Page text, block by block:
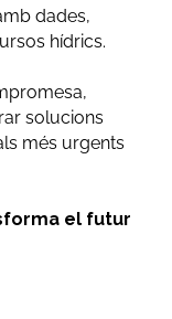
dades,
hídrics.
solucions
més urgents
el futur